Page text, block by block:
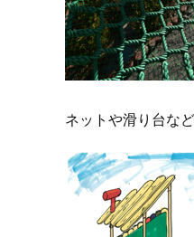
ネットや滑り台な